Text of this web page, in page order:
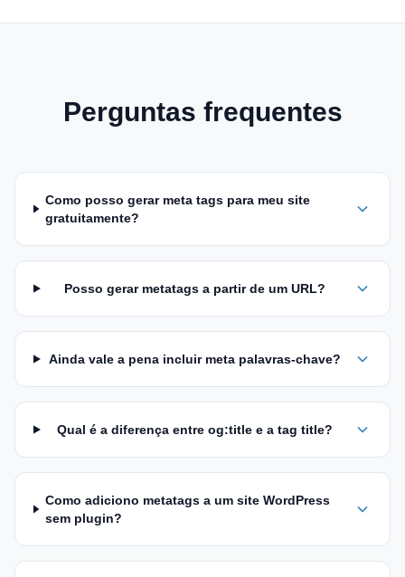
Perguntas frequentes
Como posso gerar meta tags para meu site
gratuitamente?
Posso gerar metatags a partir de um URL?
Ainda vale a pena incluir meta palavras-chave?
Qual é a diferença entre og:title e a tag title?
Como adiciono metatags a um site WordPress
sem plugin?